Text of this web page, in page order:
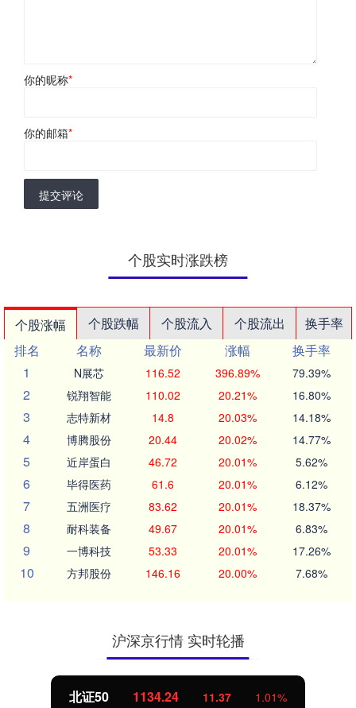
你的昵称*
你的邮箱*
提交评论
个股实时涨跌榜
个股涨幅 个股跌幅 个股流入 个股流出
换手率
排名
名称 最新价 涨幅
换手率
1
N展芯 116.52 396.89% 79.39%
2 锐翔智能 110.02 20.21% 16.80%
3 志特新材 14.8 20.03% 14.18%
4 博腾股份 20.44 20.02% 14.77%
5 近岸蛋白 46.72 20.01% 5.62%
6 毕得医药 61.6 20.01% 6.12%
7 五洲医疗 83.62 20.01% 18.37%
8 耐科装备 49.67 20.01% 6.83%
9 一博科技 53.33 20.01% 17.26%
10 方邦股份 146.16 20.00% 7.68%
沪深京行情 实时轮播
北证50 1134.24 11.37 1.01%